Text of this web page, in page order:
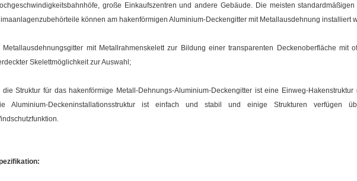
große Einkaufszentren und andere Gebäude. Die meisten standardmäßigen
können am hakenförmigen Aluminium-Deckengitter mit Metallausdehnung installiert
Metallausdehnungsgitter mit Metallrahmenskelett zur Bildung einer transparenten Deckenoberfläche mit
Skelettmöglichkeit zur Auswahl;
die Struktur für das hakenförmige Metall-Dehnungs-Aluminium-Deckengitter ist eine Einweg-
Aluminium-Deckeninstallationsstruktur ist einfach und stabil und einige Strukturen verfügen